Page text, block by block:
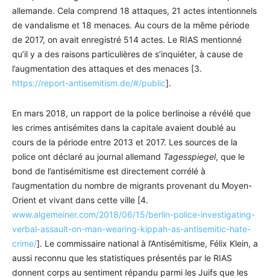
allemande. Cela comprend 18 attaques, 21 actes intentionnels
de vandalisme et 18 menaces. Au cours de la même période
de 2017, on avait enregistré 514 actes. Le RIAS mentionné
qu’il y a des raisons particulières de s’inquiéter, à cause de
l’augmentation des attaques et des menaces [3.
https://report-antisemitism.de/#/public].
En mars 2018, un rapport de la police berlinoise a révélé que
les crimes antisémites dans la capitale avaient doublé au
cours de la période entre 2013 et 2017. Les sources de la
police ont déclaré au journal allemand Tagesspiegel, que le
bond de l’antisémitisme est directement corrélé à
l’augmentation du nombre de migrants provenant du Moyen-
Orient et vivant dans cette ville [4.
www.algemeiner.com/2018/06/15/berlin-police-investigating-
verbal-assault-on-man-wearing-kippah-as-antisemitic-hate-
crime/]. Le commissaire national à l’Antisémitisme, Félix Klein, a
aussi reconnu que les statistiques présentés par le RIAS
donnent corps au sentiment répandu parmi les Juifs que les